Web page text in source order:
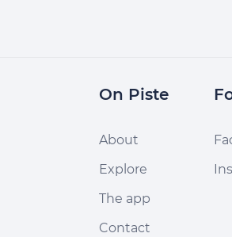
On Piste
About
Explore
The app
Contact